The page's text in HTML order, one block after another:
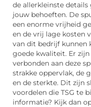
de allerkleinste
jouw behoeften. De
een enorme vrijheid
en de vrij lage kosten
van dit bedrijf kunnen
goede kwaliteit. Er
verbonden aan deze
strakke oppervlak, de
en de sterkte. Dit zijn
voordelen die TSG te
informatie? Kijk dan